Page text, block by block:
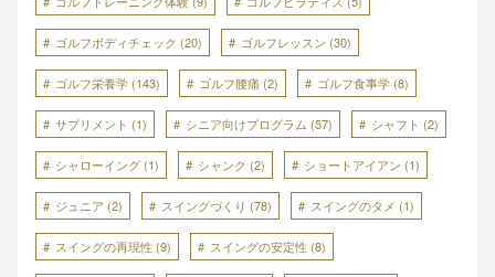
ゴルフボディチェック (20) ゴルフレッスン (30)
ゴルフ栄養学 (143) ゴルフ腰痛 (2) ゴルフ食事学 (8)
サプリメント (1) シニア向けプログラム (57) シャフト (2)
シャローイング (1) シャンク (2) ショートアイアン (1)
ジュニア (2) スイングづくり (78) スイングのタメ (1)
スイングの再現性 (9) スイングの安定性 (8)